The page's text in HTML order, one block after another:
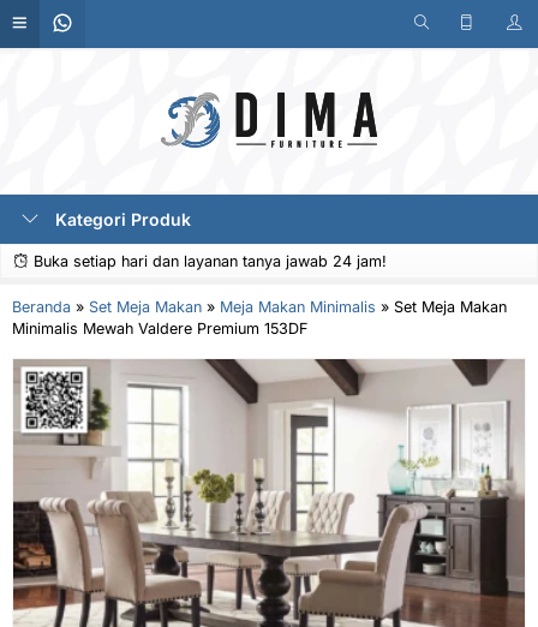
Kategori Produk
Buka setiap hari dan layanan tanya jawab 24 jam!
Beranda » Set Meja Makan » Meja Makan Minimalis » Set Meja Makan
Minimalis Mewah Valdere Premium 153DF